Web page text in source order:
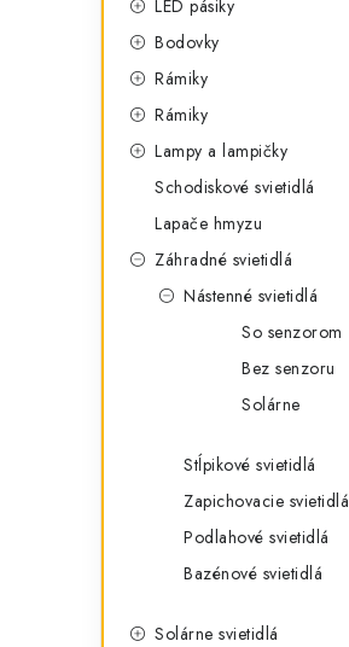
LED pásiky
Bodovky
Rámiky
Rámiky
Lampy a lampičky
Schodiskové svietidlá
Lapače hmyzu
Záhradné svietidlá
Nástenné svietidlá
So senzorom
Bez senzoru
Solárne
Stĺpikové svietidlá
Zapichovacie svietidlá
Podlahové svietidlá
Bazénové svietidlá
Solárne svietidlá